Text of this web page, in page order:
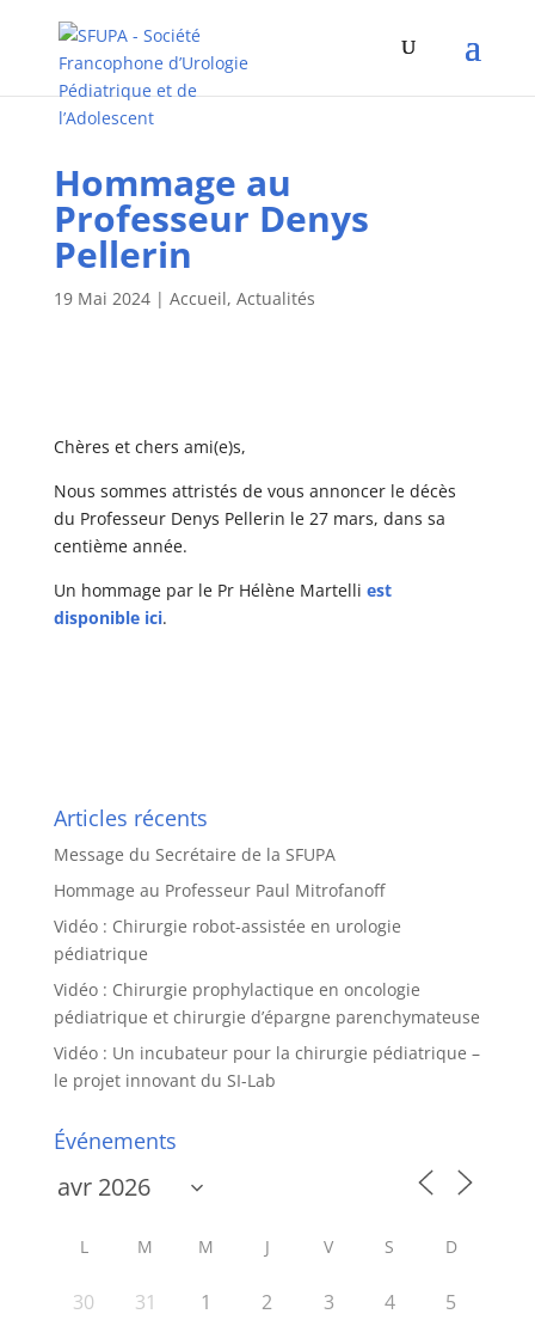
Hommage au
Professeur Denys
Pellerin
19 Mai 2024| Accueil, Actualités
Chères et chers ami(e)s,
Nous sommes attristés de vous annoncer le décès
du Professeur Denys Pellerin le 27 mars, dans sa
centième année.
Un hommage par le Pr Hélène Martelli est
disponible ici.
Articles récents
Message du Secrétaire de la SFUPA
Hommage au Professeur Paul Mitrofanoff
Vidéo : Chirurgie robot-assistée en urologie
pédiatrique
Vidéo : Chirurgie prophylactique en oncologie
pédiatrique et chirurgie d’épargne parenchymateuse
Vidéo : Un incubateur pour la chirurgie pédiatrique –
le projet innovant du SI-Lab
Événements
L M M J V S D
30 31 1 2 3 4 5